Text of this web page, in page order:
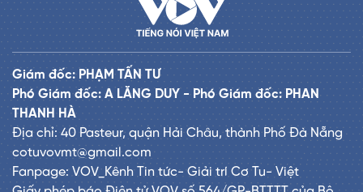
Giám đốc: PHẠM TẤN TƯ
Phó Giám đốc: A LĂNG DUY - Phó Giám đốc: PHAN
THANH HÀ
Địa chỉ: 40 Pasteur, quận Hải Châu, thành Phố Đà Nẵng
cotuvovmt@gmail.com
Fanpage: VOV_Kênh Tin tức- Giải trí Cơ Tu- Việt